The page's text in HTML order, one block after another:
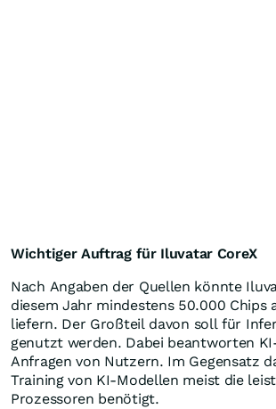
Wichtiger Auftrag für Iluvatar CoreX
Nach Angaben der Quellen könnte
diesem Jahr mindestens 50.000 Chips
liefern. Der Großteil davon soll für
genutzt werden. Dabei beantworten
Anfragen von Nutzern. Im Gegensatz
Training von KI-Modellen meist die
Prozessoren benötigt.